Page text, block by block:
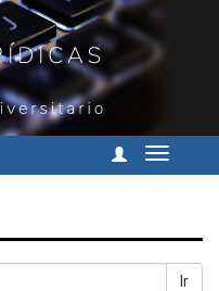
Cambiar
Ir